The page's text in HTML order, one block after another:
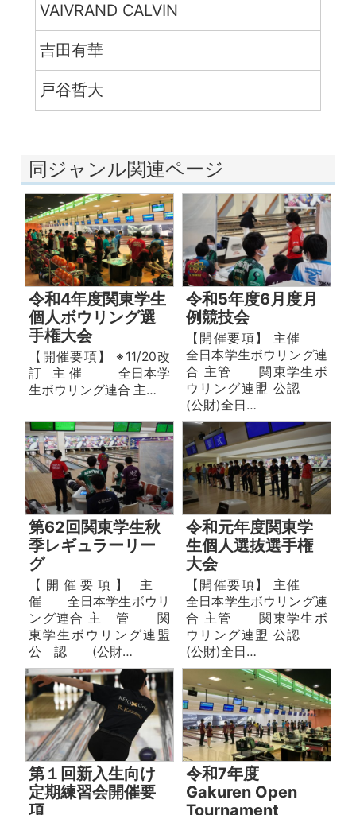
VAIVRAND CALVIN
吉田有華
戸谷哲大
同ジャンル関連ページ
令和4年度関東学生
個人ボウリング選
手権大会
【開催要項】 ※11/20改
訂 主 催 全⽇本学
⽣ボウリング連合 主…
令和5年度6月度月
例競技会
【開催要項】 主催
全日本学生ボウリング連
合 主管 関東学生ボ
ウリング連盟 公認
(公財)全日…
第62回関東学生秋
季レギュラーリー
グ
【開催要項】 主
催 全日本学生ボウリ
ング連合 主 管 関
東学生ボウリング連盟
公 認 (公財…
令和元年度関東学
生個人選抜選手権
大会
【開催要項】 主催
全日本学生ボウリング連
合 主管 関東学生ボ
ウリング連盟 公認
(公財)全日…
第１回新入生向け
定期練習会開催要
項
令和7年度
Gakuren Open
Tournament